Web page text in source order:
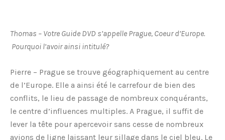
Thomas – Votre Guide DVD s’appelle Prague, Coeur d’Europe.
Pourquoi l’avoir ainsi intitulé?
Pierre – Prague se trouve géographiquement au centre
de l’Europe. Elle a ainsi été le carrefour de bien des
conflits, le lieu de passage de nombreux conquérants,
le centre d’influences multiples. A Prague, il suffit de
lever la tête pour apercevoir sans cesse de nombreux
avions de ligne laissant leur sillage dans le ciel bleu. Le